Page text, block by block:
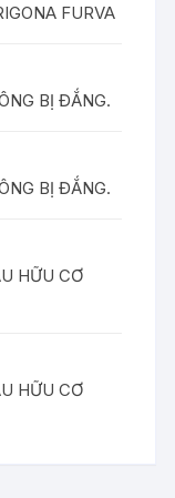
FURVA
BỊ ĐẮNG.
BỊ ĐẮNG.
HỮU CƠ
HỮU CƠ